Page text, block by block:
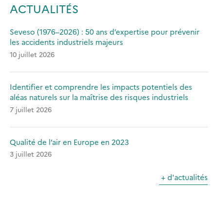
ACTUALITÉS
Seveso (1976–2026) : 50 ans d’expertise pour prévenir
les accidents industriels majeurs
10 juillet 2026
Identifier et comprendre les impacts potentiels des
aléas naturels sur la maîtrise des risques industriels
7 juillet 2026
Qualité de l’air en Europe en 2023
3 juillet 2026
+ d'actualités